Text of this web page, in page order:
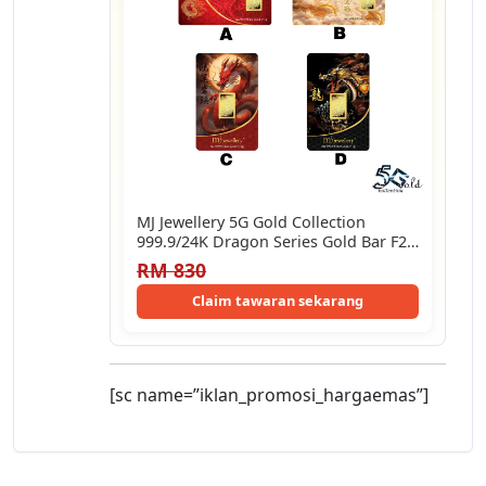
MJ Jewellery 5G Gold Collection
999.9/24K Dragon Series Gold Bar F27
(1g)
RM 830
Claim tawaran sekarang
[sc name=”iklan_promosi_hargaemas”]